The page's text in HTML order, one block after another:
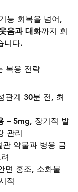
능 회복을 넘어,
음과 대화까지 회
니다.
복용 전략
관계 30분 전, 최
– 5mg, 장기적 발
관리
약물과 병용 금
면 홍조, 소화불
적